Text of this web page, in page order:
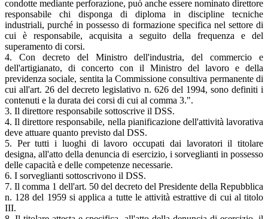
condotte mediante perforazione, può anche essere nominato direttore
responsabile chi disponga di diploma in discipline tecniche
industriali, purché in possesso di formazione specifica nel settore di
cui è responsabile, acquisita a seguito della frequenza e del
superamento di corsi.
4. Con decreto del Ministro dell'industria, del commercio e
dell'artigianato, di concerto con il Ministro del lavoro e della
previdenza sociale, sentita la Commissione consultiva permanente di
cui all'art. 26 del decreto legislativo n. 626 del 1994, sono definiti i
contenuti e la durata dei corsi di cui al comma 3.".
3. Il direttore responsabile sottoscrive il DSS.
4. Il direttore responsabile, nella pianificazione dell'attività lavorativa
deve attuare quanto previsto dal DSS.
5. Per tutti i luoghi di lavoro occupati dai lavoratori il titolare
designa, all'atto della denuncia di esercizio, i sorveglianti in possesso
delle capacità e delle competenze necessarie.
6. I sorveglianti sottoscrivono il DSS.
7. Il comma 1 dell'art. 50 del decreto del Presidente della Repubblica
n. 128 del 1959 si applica a tutte le attività estrattive di cui al titolo
III.